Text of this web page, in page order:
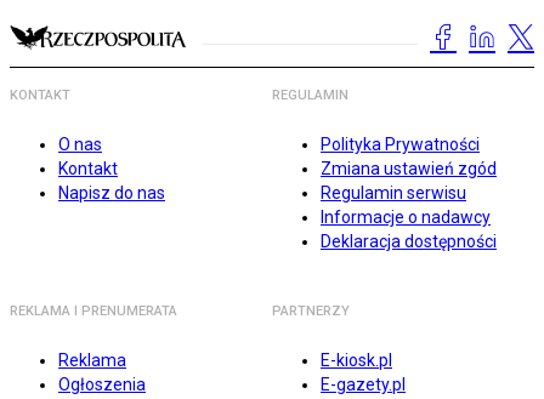
KONTAKT
O nas
Kontakt
Napisz do nas
REGULAMIN
Polityka Prywatności
Zmiana ustawień zgód
Regulamin serwisu
Informacje o nadawcy
Deklaracja dostępności
REKLAMA I PRENUMERATA
Reklama
Ogłoszenia
PARTNERZY
E-kiosk.pl
E-gazety.pl